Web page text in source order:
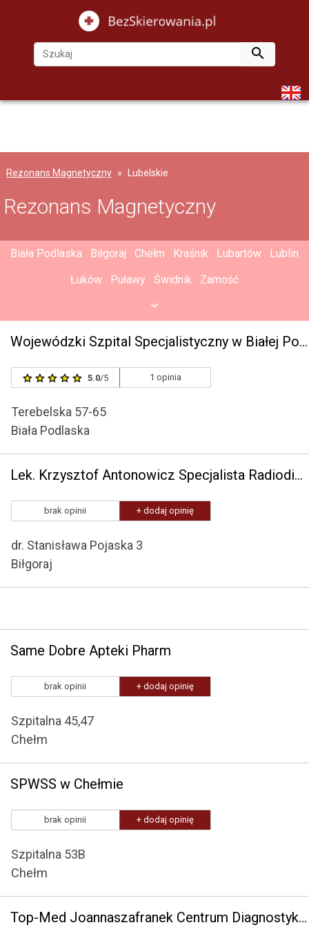

Rezonans Magnetyczny Lubelskie
Rezonans Magnetyczny
Biała Podlaska Biłgoraj Chełm Kraśnik Lubartów
Lublin
Łuków
Puławy Świdnik Zamość
Wojewódzki Szpital Specjalistyczny w Białej Podlaskiej
5.0/5 1 opinia
Terebelska 57-65
Biała Podlaska
Lek. Krzysztof Antonowicz Specjalista Radiodiagnostyki
brak opinii + dodaj opinię
dr. Stanisława Pojaska 3
Biłgoraj
Same Dobre Apteki Pharm
brak opinii + dodaj opinię
Szpitalna 45,47
Chełm
SPWSS w Chełmie
brak opinii + dodaj opinię
Szpitalna 53B
Chełm
Top-Med Joannaszafranek Centrum Diagnostyki Obrazowej